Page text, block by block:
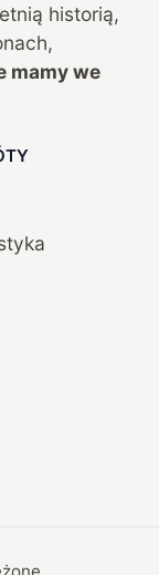
historią,
mamy we